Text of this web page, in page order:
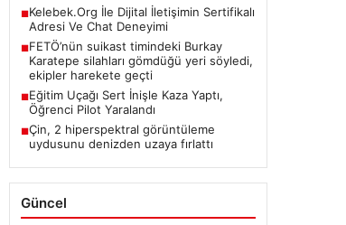
■Kelebek.Org İle Dijital İletişimin Sertifikalı
Adresi Ve Chat Deneyimi
■FETÖ’nün suikast timindeki Burkay
Karatepe silahları gömdüğü yeri söyledi,
ekipler harekete geçti
■Eğitim Uçağı Sert İnişle Kaza Yaptı,
Öğrenci Pilot Yaralandı
■Çin, 2 hiperspektral görüntüleme
uydusunu denizden uzaya fırlattı
Güncel